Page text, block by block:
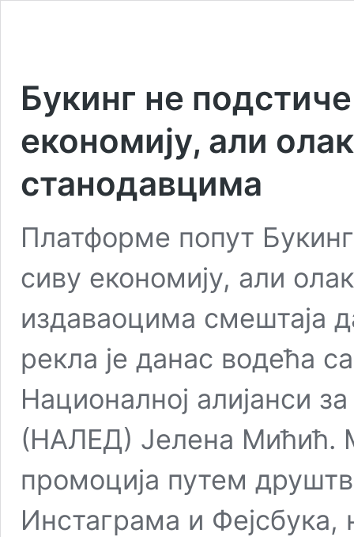
Букинг не
економију, али
станодавцима
Платформе попут
сиву економију, али
издаваоцима смештаја
рекла је данас водећа
Националној алијанси
(НАЛЕД) Јелена Мићић.
промоција путем
Инстаграма и